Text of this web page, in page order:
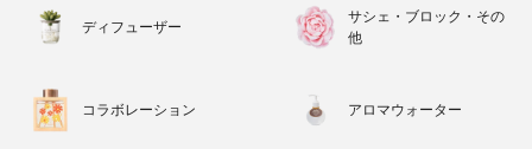
ディフューザー
サシェ・ブロック・その
他
コラボレーション アロマウォーター